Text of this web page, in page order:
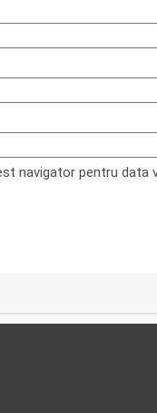
navigator pentru data